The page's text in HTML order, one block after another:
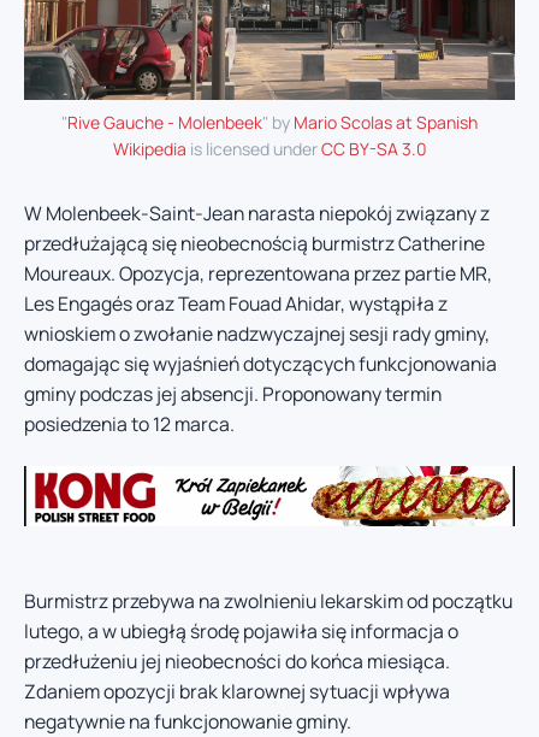
"Rive Gauche - Molenbeek" by Mario Scolas at Spanish
Wikipedia is licensed underCC BY-SA 3.0
W Molenbeek-Saint-Jean narasta niepokój związany z
przedłużającą się nieobecnością burmistrz Catherine
Moureaux. Opozycja, reprezentowana przez partie MR,
Les Engagés oraz Team Fouad Ahidar, wystąpiła z
wnioskiem o zwołanie nadzwyczajnej sesji rady gminy,
domagając się wyjaśnień dotyczących funkcjonowania
gminy podczas jej absencji. Proponowany termin
posiedzenia to 12 marca.
Burmistrz przebywa na zwolnieniu lekarskim od początku
lutego, a w ubiegłą środę pojawiła się informacja o
przedłużeniu jej nieobecności do końca miesiąca.
Zdaniem opozycji brak klarownej sytuacji wpływa
negatywnie na funkcjonowanie gminy.